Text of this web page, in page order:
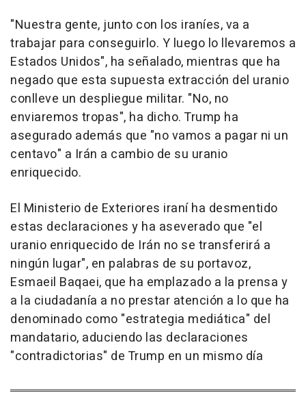
"Nuestra gente, junto con los iraníes, va a
trabajar para conseguirlo. Y luego lo llevaremos a
Estados Unidos", ha señalado, mientras que ha
negado que esta supuesta extracción del uranio
conlleve un despliegue militar. "No, no
enviaremos tropas", ha dicho. Trump ha
asegurado además que "no vamos a pagar ni un
centavo" a Irán a cambio de su uranio
enriquecido.
El Ministerio de Exteriores iraní ha desmentido
estas declaraciones y ha aseverado que "el
uranio enriquecido de Irán no se transferirá a
ningún lugar", en palabras de su portavoz,
Esmaeil Baqaei, que ha emplazado a la prensa y
a la ciudadanía a no prestar atención a lo que ha
denominado como "estrategia mediática" del
mandatario, aduciendo las declaraciones
"contradictorias" de Trump en un mismo día